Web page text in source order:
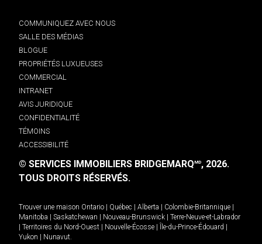
COMMUNIQUEZ AVEC NOUS
SALLE DES MÉDIAS
BLOGUE
PROPRIÉTÉS LUXUEUSES
COMMERCIAL
INTRANET
AVIS JURIDIQUE
CONFIDENTIALITÉ
TÉMOINS
ACCESSIBILITÉ
© SERVICES IMMOBILIERS BRIDGEMARQMD, 2026.
TOUS DROITS RÉSERVÉS.
Trouver une maison Ontario Québec Alberta Colombie-Britannique
Manitoba
Saskatchewan Nouveau-Brunswick
Terre-Neuve-et-Labrador
Territoires du Nord-Ouest Nouvelle-Écosse Île-du-Prince-Édouard
Yukon
Nunavut.